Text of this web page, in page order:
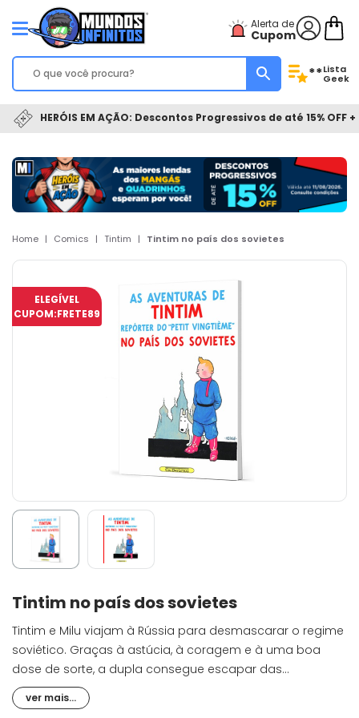
Alerta de
Cupom
**Lista
Geek
HERÓIS EM AÇÃO: Descontos Progressivos de até 15% OFF
Home | Comics | Tintim | Tintim no país dos sovietes
ELEGÍVEL
CUPOM:FRETE89
Tintim no país dos sovietes
Tintim e Milu viajam à Rússia para desmascarar o regime
soviético. Graças à astúcia, à coragem e à uma boa
dose de sorte, a dupla consegue escapar das
armadilhas e dos atentados que os bolcheviques
preparam para eliminá-los. Esta é a primeira aventura de
ver mais...